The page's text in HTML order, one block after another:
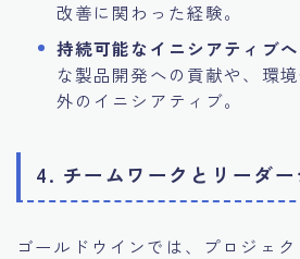
改善に関わった経験。
持続可能なイニシアティブ
な製品開発への貢献や、環
外のイニシアティブ。
4. チームワークとリーダ
ゴールドウインでは、プロジェ